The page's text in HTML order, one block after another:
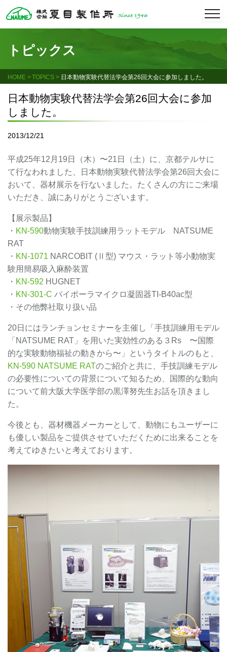
Skip
トピックス
HOME TOPICS 日本動物実験代替法学会第26回大会に参加しました。
日本動物実験代替法学会第26回大会に参加
しました。
2013/12/21
平成25年12月19日（木）〜21日（土）に、京都テルサに
て行なわれました、日本動物実験代替法学会第26回大会に
おいて、器材展示を行ないました。たくさんの方にご来場
いただき、誠にありがとうございます。
【展示製品】
・ KN-590動物実験手技訓練用ラットモデル NATSUME
RAT
・ KN-1071 NARCOBIT (Ⅱ型) マウス・ラット等小動物実
験用簡易吸入麻酔装置
・ KN-592 HUGNET
・ KN-301-C バイポーラマイクロ凝固器TI-B40ac型
・その他弊社取り扱い品
20日にはランチョンセミナーを主催し「手技訓練用モデル
「NATSUME RAT」を用いた実効性のある３Rs 〜国際
的な実験動物福祉の動きから〜」というタイトルのもと、
KN-590 NATSUME RATのご紹介と共に、手技訓練モデル
の必要性についての背景について知るため、国際的な動向
について前大阪大学医学部の黒澤努先生お話を頂きまし
た。
今後とも、器材機器メーカーとして、動物にもユーザーに
も優しい製品をご提供させていただくために出来ることを
考えてゆきたいと考えております。